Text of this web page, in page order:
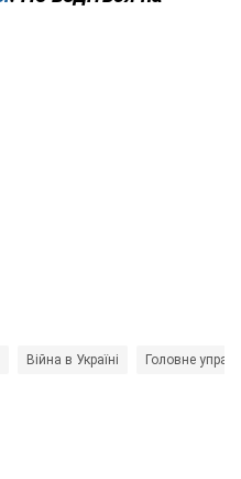
Війна в Україні Головне